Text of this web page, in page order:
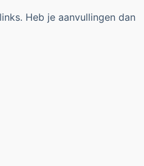
Heb je aanvullingen dan